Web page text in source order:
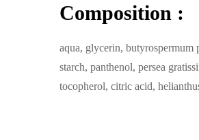
Composition :
aqua, glycerin, butyrospermum
starch, panthenol, persea
tocopherol, citric acid,